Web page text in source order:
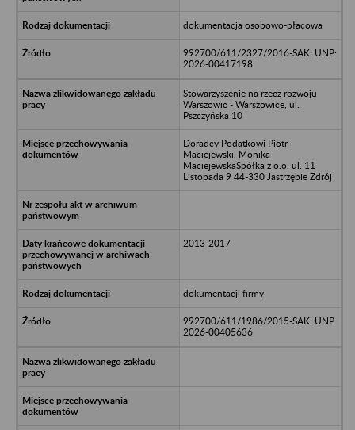
dokumentacja osobowo-płacowa
992700/611/2327/2016-SAK; UNP:
2026-00417198
Stowarzyszenie na rzecz rozwoju
Warszowic - Warszowice, ul.
Pszczyńska 10
Doradcy Podatkowi Piotr
Maciejewski, Monika
MaciejewskaSpółka z o.o. ul. 11
Listopada 9 44-330 Jastrzębie Zdrój
2013-2017
dokumentacji firmy
992700/611/1986/2015-SAK; UNP:
2026-00405636